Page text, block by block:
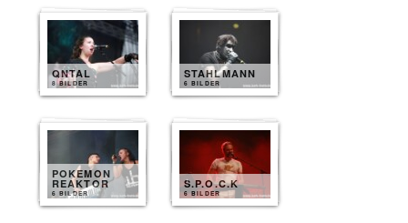
QNTAL
8 BILDER
STAHLMANN
6 BILDER
POKEMON
REAKTOR
6 BILDER
S.P.O.C.K
6 BILDER